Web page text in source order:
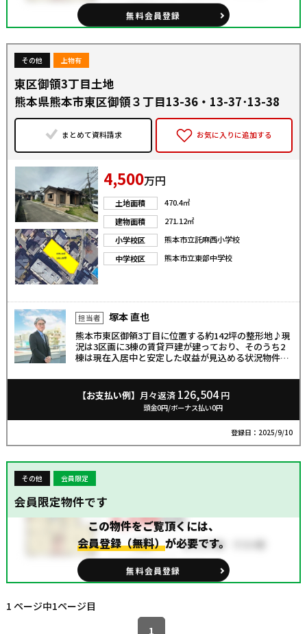
無料会員登録
その他 上物有
東区御領3丁目土地
熊本県熊本市東区御領３丁目13-36・13-37･13-38
まとめて資料請求 お気に入りに追加する
4,500万円
土地面積
470.4㎡
建物面積
271.12㎡
小学校区
熊本市立託麻西小学校
中学校区
熊本市立東部中学校
担当者 塚本 直也
熊本市東区御領3丁目に位置する約142坪の整形地♪現
況は3区画に3棟の賃貸戸建が建っており、そのうち2
棟は現在入居中と安定した収益が見込める状況物件で
の立地に位置し、交通利便性や生活利便性にも優れて
います♪収益物件としてはもちろん、将来的な建て替
えや土地活用にも適した物件です。投資用・事業用・
自己利用と幅広いニーズに対応できる点が大きな魅力
です！
【お支払い例】 月々返済 126,504円
頭金0円/ボーナス払い0円
登録日：2025/9/10
その他 会員限定
会員限定物件です
この物件をご覧頂くには、
会員登録（無料）が必要です。
無料会員登録
1 ページ中1ページ目
1